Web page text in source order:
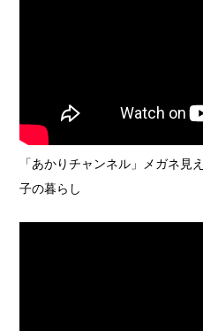
「あかりチャンネル」メガネ見
子の暮らし